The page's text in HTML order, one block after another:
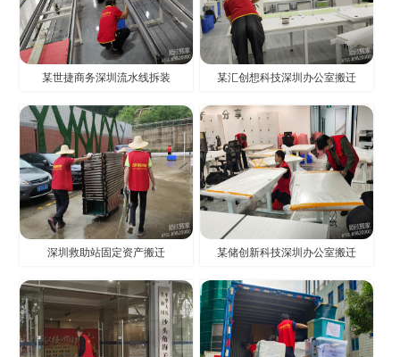
某世捷商务深圳流水线拆装 某汇创想科技深圳办公室搬迁
深圳救助站固定资产搬迁 某储创新科技深圳办公室搬迁